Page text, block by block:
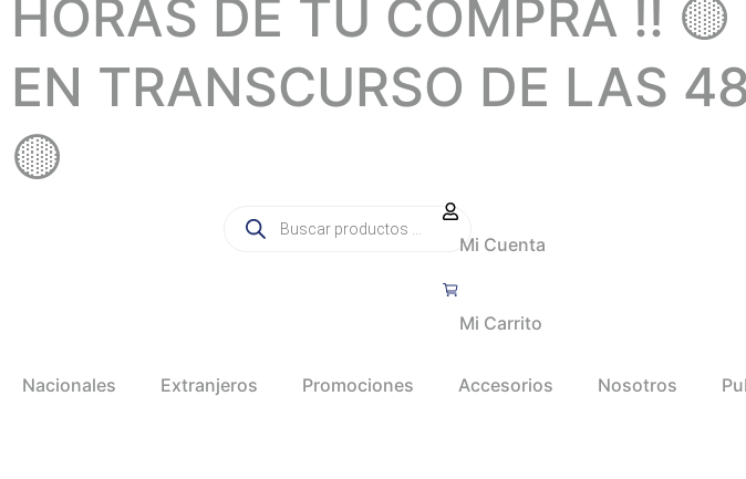
HORAS DE TU COMPRA !!
EN TRANSCURSO DE LAS
🟡
Mi Cuenta
Mi Carrito
Nacionales Extranjeros Promociones Accesorios Nosotros